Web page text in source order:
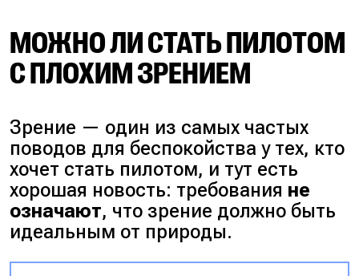
МОЖНО ЛИ СТАТЬ ПИЛОТОМ
С ПЛОХИМ ЗРЕНИЕМ
Зрение — один из самых частых
поводов для беспокойства у тех, кто
хочет стать пилотом, и тут есть
хорошая новость: требования не
означают, что зрение должно быть
идеальным от природы.